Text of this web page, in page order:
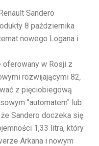
Sandero
8 października
nowego Logana i
oferowany w Rosji z
rozwijającymi 82,
z pięciobiegową
"automatem" lub
Sandero doczeka się
1,33 litra, który
Arkana i nowym